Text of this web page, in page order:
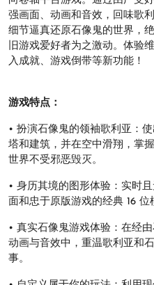
强画面、动画和音效，回味歌
细节逼真还原石像鬼的世界，
旧游戏爱好者为之激动。体验
入成就、游戏倒带等新功能！
游戏特点：
• 扮演石像鬼的领袖歌利亚：
塔和建筑，并在空中滑翔，掌
世界不受邪恶毁灭。
• 身历其境的图形体验：实时
面和忠于原版游戏的经典 16 位
• 真实石像鬼游戏体验：在经
动画与音效中，重温歌利亚和
事。